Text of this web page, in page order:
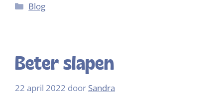
Blog
Beter slapen
22 april 2022 door Sandra